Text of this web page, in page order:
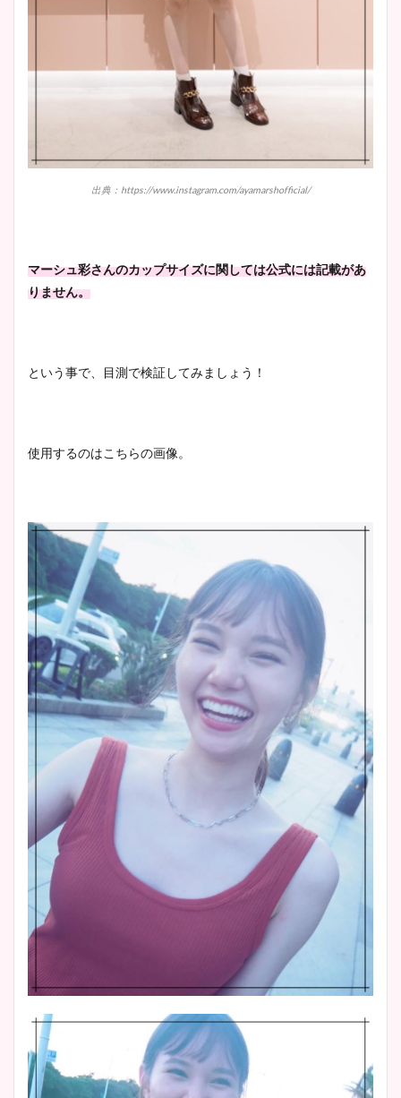
出典：https://www.instagram.com/ayamarshofficial/
マーシュ彩さんのカップサイズに関しては公式には記載があ
りません。
という事で、目測で検証してみましょう！
使用するのはこちらの画像。